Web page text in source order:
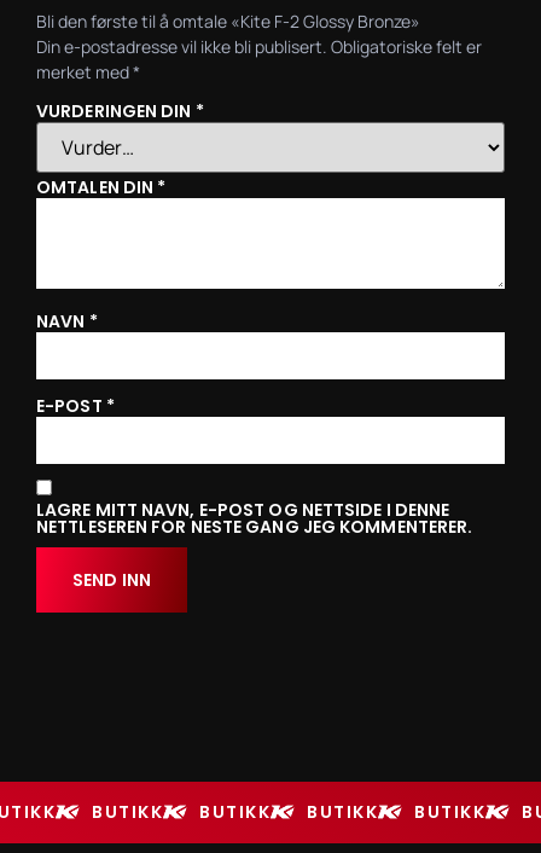
Bli den første til å omtale «Kite F-2 Glossy Bronze»
Din e-postadresse vil ikke bli publisert. Obligatoriske felt er
merket med*
VURDERINGEN DIN *
OMTALEN DIN *
NAVN *
E-POST *
LAGRE MITT NAVN, E-POST OG NETTSIDE I DENNE
NETTLESEREN FOR NESTE GANG JEG KOMMENTERER.
BUTIKK BUTIKK BUTIKK BUTIKK